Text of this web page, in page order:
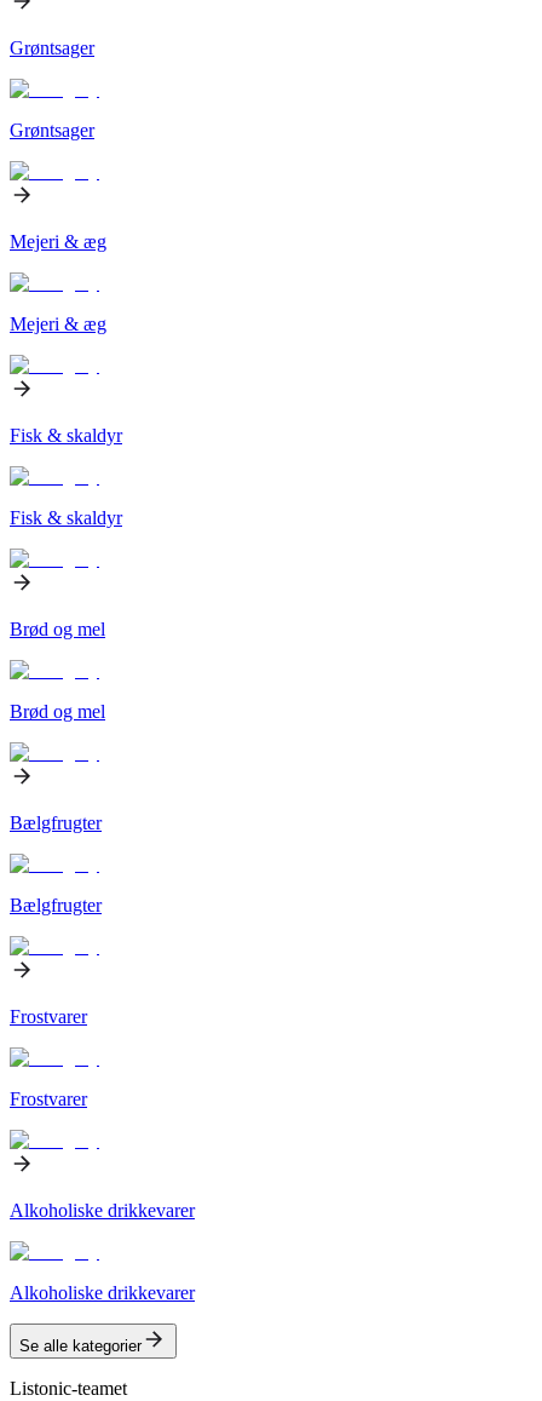
Grøntsager
Grøntsager
Mejeri & æg
Mejeri & æg
Fisk & skaldyr
Fisk & skaldyr
Brød og mel
Brød og mel
Bælgfrugter
Bælgfrugter
Frostvarer
Frostvarer
Alkoholiske drikkevarer
Alkoholiske drikkevarer
Se alle kategorier
Listonic-teamet